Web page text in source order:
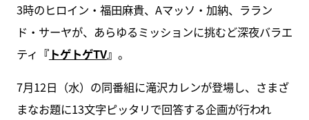
3時のヒロイン・福田麻貴、Aマッソ・加納、ララン
ド・サーヤが、あらゆるミッションに挑むど深夜バラエ
ティ 『トゲトゲTV』 。
7月12日（水）の同番組に滝沢カレンが登場し、さまざ
まなお題に13文字ピッタリで回答する企画が行われ